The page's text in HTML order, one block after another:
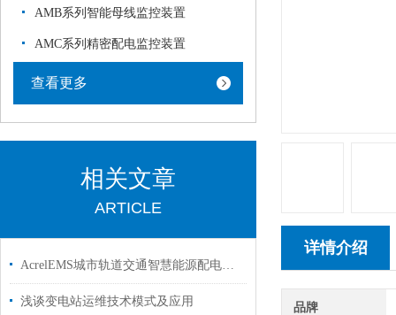
AMB系列智能母线监控装置
AMC系列精密配电监控装置
查看更多
相关文章
ARTICLE
AcrelEMS城市轨道交通智慧能源配电解决方案
浅谈变电站运维技术模式及应用
详情介绍
品牌